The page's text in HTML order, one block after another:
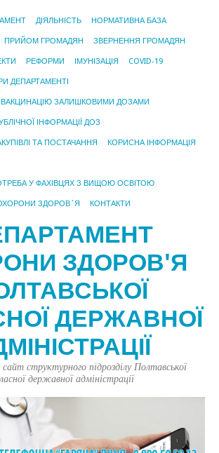
ДІЯЛЬНІСТЬ НОРМАТИВНА БАЗА
ПРИЙОМ ГРОМАДЯН ЗВЕРНЕННЯ ГРОМАДЯН
РЕФОРМИ ІМУНІЗАЦІЯ COVID-19
ДЕПАРТАМЕНТІ
ЗАЛИШКОВИМИ ДОЗАМИ
ІНФОРМАЦІЇ ДОЗ
ТА ПОСТАЧАННЯ КОРИСНА ІНФОРМАЦІЯ
У ФАХІВЦЯХ З ВИЩОЮ ОСВІТОЮ
ОХОРОНИ ЗДОРОВ`Я КОНТАКТИ
ЗДОРОВ'Я
ДЕРЖАВНОЇ
структурного підрозділу Полтавської
державної адміністрації